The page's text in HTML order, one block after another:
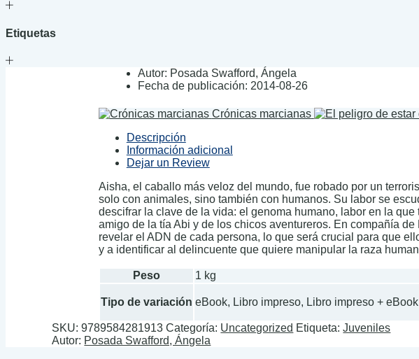
Etiquetas
Autor: Posada Swafford, Ángela
Fecha de publicación: 2014-08-26
Crónicas marcianas
Descripción
Información adicional
Dejar un Review
Aisha, el caballo más veloz del mundo, fue robado por un
solo con animales, sino también con humanos. Su labor se
descifrar la clave de la vida: el genoma humano, labor en la
amigo de la tía Abi y de los chicos aventureros. En compañía
revelar el ADN de cada persona, lo que será crucial para que
y a identificar al delincuente que quiere manipular la raza
Peso 1 kg
Tipo de variación eBook, Libro impreso, Libro impreso + eBook
SKU:9789584281913 Categoría: Uncategorized Etiqueta:Juveniles
Autor: Posada Swafford, Ángela